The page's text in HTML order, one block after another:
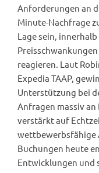
Anforderungen an
Minute-Nachfrage
Lage sein,
reagieren. Laut
Expedia TAAP,
Unterstützung bei
Anfragen massiv
verstärkt auf
wettbewerbsfähige
Buchungen heute
Entwicklungen und